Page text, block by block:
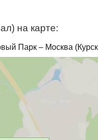
на карте:
Парк – Москва